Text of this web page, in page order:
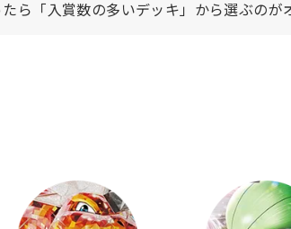
ら「入賞数の多いデッキ」から選ぶのが